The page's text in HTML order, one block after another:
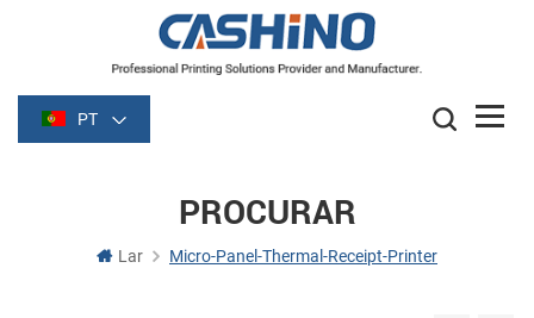
PT
PROCURAR
Lar Micro-Panel-Thermal-Receipt-Printer